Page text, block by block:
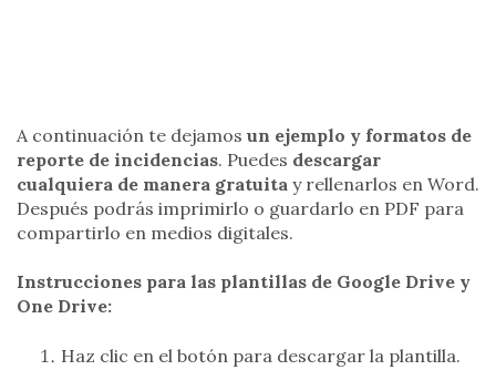
A continuación te dejamos un ejemplo y formatos de
reporte de incidencias. Puedes descargar
cualquiera de manera gratuita y rellenarlos en Word.
Después podrás imprimirlo o guardarlo en PDF para
compartirlo en medios digitales.
Instrucciones para las plantillas de Google Drive y
One Drive:
Haz clic en el botón para descargar la plantilla.